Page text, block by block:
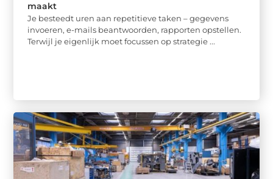
maakt
Je besteedt uren aan repetitieve taken – gegevens
invoeren, e-mails beantwoorden, rapporten opstellen.
Terwijl je eigenlijk moet focussen op strategie ...